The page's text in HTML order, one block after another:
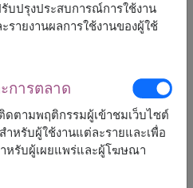
฿5,900
จะแตกต่างจากที่เห็นในรูปบ้าง
าลและพื้นที่จัดส่ง
พื้นที่จัดส่ง
บปรุงประสบการณ์การใช้งาน
รายงานผลการใช้งานของผู้ใช้
การตลาด
ดตามพฤติกรรมผู้เข้าชมเว็บไซต์
หรับผู้ใช้งานแต่ละรายและเพื่อ
หรับผู้เผยแพร่และผู้โฆษณา